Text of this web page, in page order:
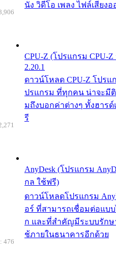
นัง วิดีโอ เพลง ไฟล์เสียงอ
CPU-Z (โปรแกรม CPU-
2.20.1
ดาวน์โหลด CPU-Z โปรแ
ปรแกรม ที่ทุกคน น่าจะมีติ
มถึงบอกค่าต่างๆ ทั้งฮาร
รี
AnyDesk (โปรแกรม
กล ใช้ฟรี)
ดาวน์โหลดโปรแกรม
อร์ ที่สามารถเชื่อมต่อแบ
ก และที่สำคัญมีระบบรักษ
ช้ภายในธนาคารอีกด้วย
476